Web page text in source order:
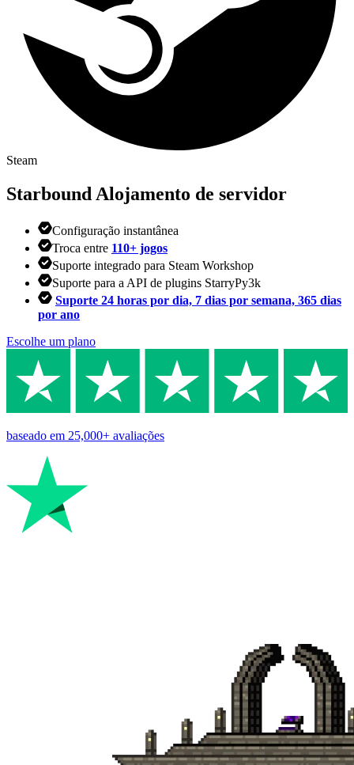
Steam
Starbound Alojamento de servidor
Configuração instantânea
Troca entre 110+ jogos
Suporte integrado para Steam Workshop
Suporte para a API de plugins StarryPy3k
Suporte 24 horas por dia, 7 dias por semana, 365 dias
por ano
Escolhe um plano
baseado em 25,000+ avaliações